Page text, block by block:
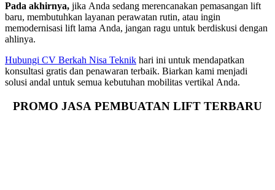
Pada akhirnya, jika Anda sedang merencanakan pemasangan lift
baru, membutuhkan layanan perawatan rutin, atau ingin
memodernisasi lift lama Anda, jangan ragu untuk berdiskusi dengan
ahlinya.
Hubungi CV Berkah Nisa Teknik hari ini untuk mendapatkan
konsultasi gratis dan penawaran terbaik. Biarkan kami menjadi
solusi andal untuk semua kebutuhan mobilitas vertikal Anda.
PROMO JASA PEMBUATAN LIFT TERBARU